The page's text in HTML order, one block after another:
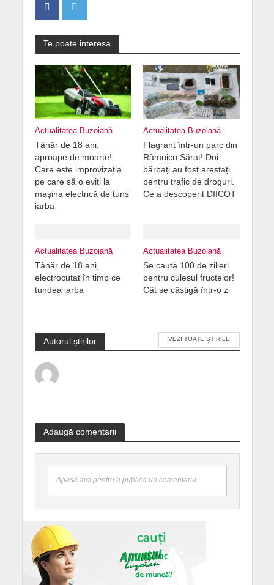
Te poate interesa
Actualitatea Buzoiană
Tânăr de 18 ani,
aproape de moarte!
Care este improvizația
pe care să o eviți la
mașina electrică de tuns
iarba
Actualitatea Buzoiană
Flagrant într-un parc din
Râmnicu Sărat! Doi
bărbați au fost arestați
pentru trafic de droguri.
Ce a descoperit DIICOT
Actualitatea Buzoiană
Tânăr de 18 ani,
electrocutat în timp ce
tundea iarba
Actualitatea Buzoiană
Se caută 100 de zilieri
pentru culesul fructelor!
Cât se câștigă într-o zi
Autorul știrilor VEZI TOATE ȘTIRILE
Adaugă comentarii
Apasă aici pentru a publica un comentariu